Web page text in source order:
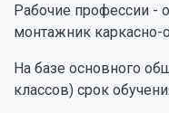
Рабочие профессии -
монтажник
На базе основного
классов) срок